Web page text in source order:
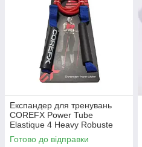
Експандер для тренувань
COREFX Power Tube
Elastique 4 Heavy Robuste
червоний (9 кг)
Готово до відправки